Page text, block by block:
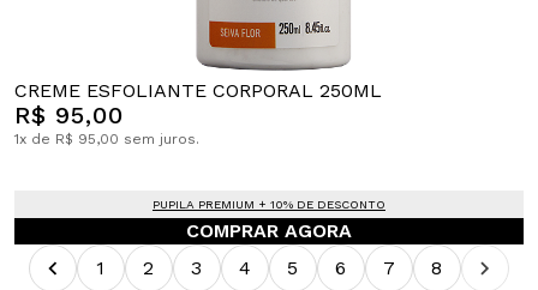
CREME ESFOLIANTE CORPORAL 250ML
R$ 95,00
1x de R$ 95,00 sem juros.
PUPILA PREMIUM + 10% DE DESCONTO
COMPRAR AGORA
1
2 3 4 5 6 7 8